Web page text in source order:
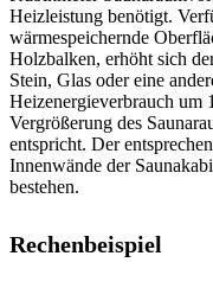
Heizleistung benötigt.
wärmespeichernde
Holzbalken, erhöht sich
Stein, Glas oder eine
Heizenergieverbrauch um
Vergrößerung des
entspricht. Der
Innenwände der
bestehen.
Rechenbeispiel